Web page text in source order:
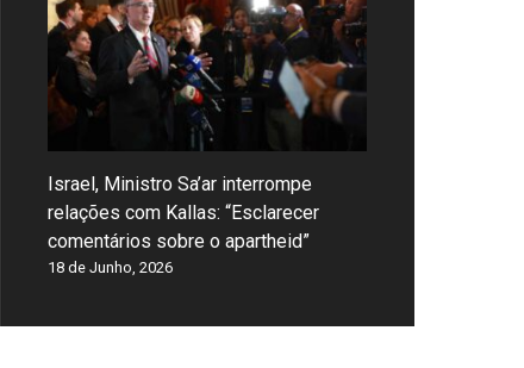
Israel, Ministro Sa’ar interrompe
relações com Kallas: “Esclarecer
comentários sobre o apartheid”
18 de Junho, 2026